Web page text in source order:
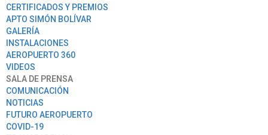
CERTIFICADOS Y PREMIOS
APTO SIMÓN BOLÍVAR
GALERÍA
INSTALACIONES
AEROPUERTO 360
VIDEOS
SALA DE PRENSA
COMUNICACIÓN
NOTICIAS
FUTURO AEROPUERTO
COVID-19